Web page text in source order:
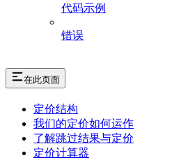
代码示例
错误
在此页面
定价结构
我们的定价如何运作
了解跳过结果与定价
定价计算器